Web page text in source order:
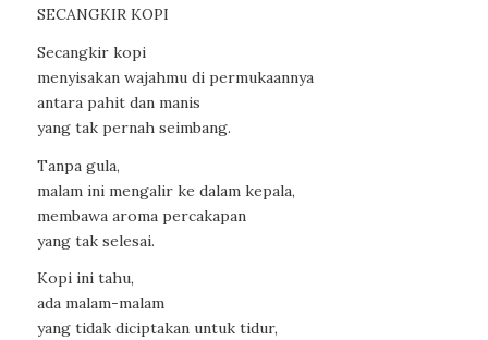
SECANGKIR KOPI
Secangkir kopi
menyisakan wajahmu di permukaannya
antara pahit dan manis
yang tak pernah seimbang.
Tanpa gula,
malam ini mengalir ke dalam kepala,
membawa aroma percakapan
yang tak selesai.
Kopi ini tahu,
ada malam-malam
yang tidak diciptakan untuk tidur,